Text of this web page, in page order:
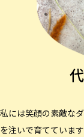
私には笑顔の素敵な
を注いで育てていま